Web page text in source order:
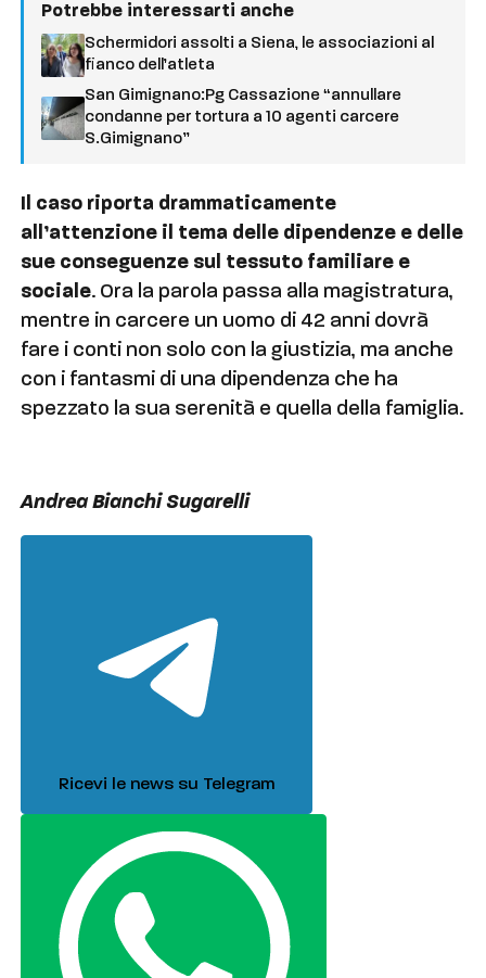
Potrebbe interessarti anche
Schermidori assolti a Siena, le associazioni al
fianco dell’atleta
San Gimignano:Pg Cassazione “annullare
condanne per tortura a 10 agenti carcere
S.Gimignano”
Il caso riporta drammaticamente
all’attenzione il tema delle dipendenze e delle
sue conseguenze sul tessuto familiare e
sociale. Ora la parola passa alla magistratura,
mentre in carcere un uomo di 42 anni dovrà
fare i conti non solo con la giustizia, ma anche
con i fantasmi di una dipendenza che ha
spezzato la sua serenità e quella della famiglia.
Andrea Bianchi Sugarelli
Ricevi le news su Telegram